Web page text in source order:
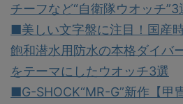
チーフなど“自衛隊ウオッチ”3
■美しい文字盤に注目！国産
飽和潜水用防水の本格ダイバ
をテーマにしたウオッチ3選
■G-SHOCK“MR-G”新作【甲